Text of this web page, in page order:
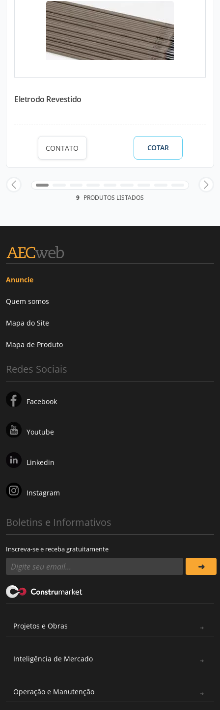
Eletrodo Revestido
CONTATO COTAR
9 PRODUTOS LISTADOS
Anuncie
Quem somos
Mapa do Site
Mapa de Produto
Redes Sociais
Facebook
Youtube
Linkedin
Instagram
Boletins e Informativos
Inscreva-se e receba gratuitamente
Projetos e Obras
Inteligência de Mercado
Operação e Manutenção